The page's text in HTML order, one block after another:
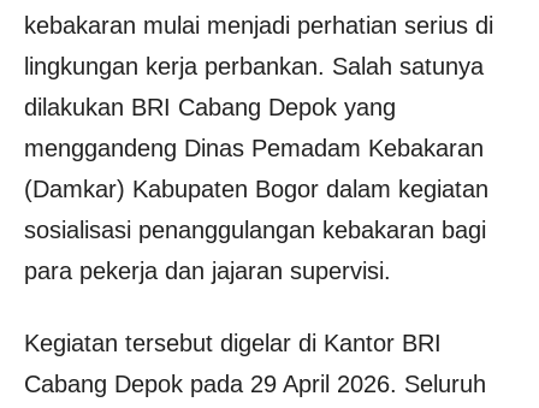
kebakaran mulai menjadi perhatian serius di
lingkungan kerja perbankan. Salah satunya
dilakukan BRI Cabang Depok yang
menggandeng Dinas Pemadam Kebakaran
(Damkar) Kabupaten Bogor dalam kegiatan
sosialisasi penanggulangan kebakaran bagi
para pekerja dan jajaran supervisi.
Kegiatan tersebut digelar di Kantor BRI
Cabang Depok pada 29 April 2026. Seluruh